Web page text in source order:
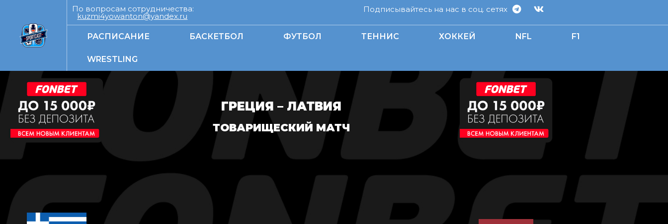
По вопросам сотрудничества:
kuzmi4yowanton@yandex.ru
Подписывайтесь на нас в соц. сетях
РАСПИСАНИЕ БАСКЕТБОЛ ФУТБОЛ ТЕННИС ХОККЕЙ NFL F1
WRESTLING
ГРЕЦИЯ – ЛАТВИЯ
ТОВАРИЩЕСКИЙ МАТЧ